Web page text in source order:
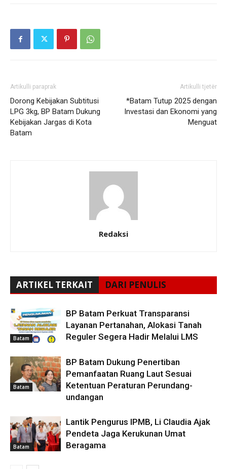
Artikulli paraprak
Dorong Kebijakan Subtitusi
LPG 3kg, BP Batam Dukung
Kebijakan Jargas di Kota
Batam
Artikulli tjetër
*Batam Tutup 2025 dengan
Investasi dan Ekonomi yang
Menguat
Redaksi
ARTIKEL TERKAIT DARI PENULIS
Batam
BP Batam Perkuat Transparansi
Layanan Pertanahan, Alokasi Tanah
Reguler Segera Hadir Melalui LMS
Batam
BP Batam Dukung Penertiban
Pemanfaatan Ruang Laut Sesuai
Ketentuan Peraturan Perundang-
undangan
Batam
Lantik Pengurus IPMB, Li Claudia Ajak
Pendeta Jaga Kerukunan Umat
Beragama